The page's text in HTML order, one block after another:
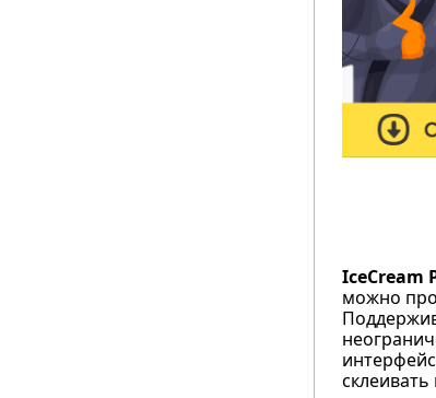
IceCream
можно